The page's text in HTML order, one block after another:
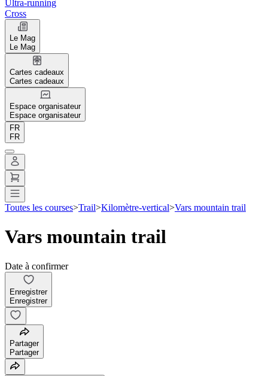
Ultra-running
Cross
Le Mag
Le Mag
Cartes cadeaux
Cartes cadeaux
Espace organisateur
Espace organisateur
FR
FR
Toutes les courses>Trail>Kilomètre-vertical>Vars mountain trail
Vars mountain trail
Date à confirmer
Enregistrer
Enregistrer
Partager
Partager